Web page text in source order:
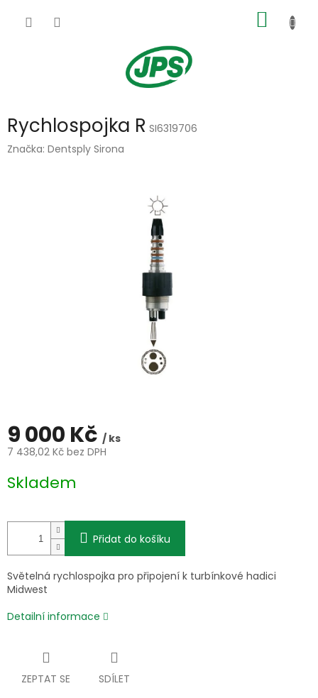
KOŠÍK
Rychlospojka R SI6319706
Značka: Dentsply Sirona
9 000 Kč / ks
7 438,02 Kč bez DPH
cena:
Skladem
Přidat do košíku
Světelná rychlospojka pro připojení k turbínkové hadici
Midwest
Detailní informace
ZEPTAT SE SDÍLET